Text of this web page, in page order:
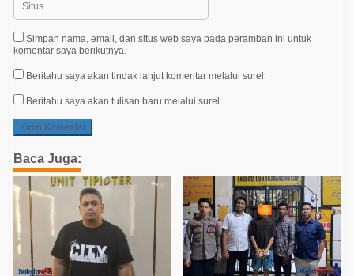
Simpan nama, email, dan situs web saya pada peramban ini untuk
komentar saya berikutnya.
Beritahu saya akan tindak lanjut komentar melalui surel.
Beritahu saya akan tulisan baru melalui surel.
Baca Juga: